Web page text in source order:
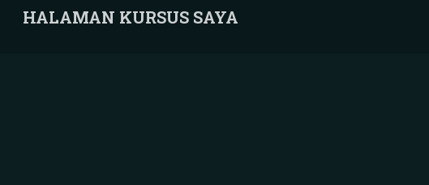
HALAMAN KURSUS SAYA